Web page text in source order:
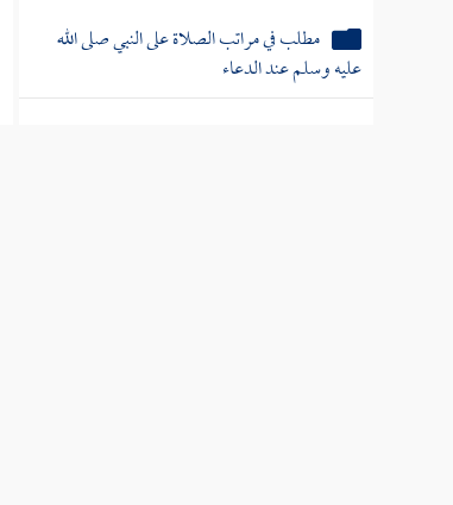
مطلب في مراتب الصلاة على النبي صلى الله
عليه وسلم عند الدعاء